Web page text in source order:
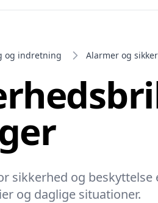
og indretning Alarmer og
sikkerhed og
og daglige situationer.